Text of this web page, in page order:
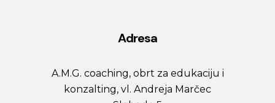
Adresa
A.M.G. coaching, obrt za edukaciju i
konzalting, vl. Andreja Marčec